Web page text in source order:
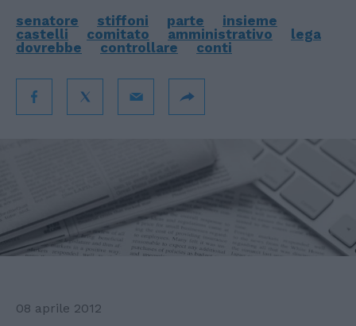
senatore stiffoni parte
insieme
castelli
comitato amministrativo
lega
dovrebbe
controllare conti
08 aprile 2012